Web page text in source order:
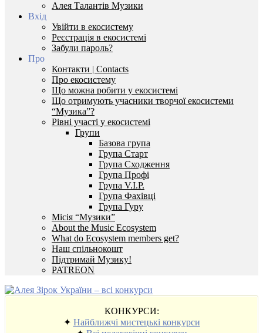
Алея Талантів Музики
Вхід
Увійти в екосистему
Реєстрація в екосистемі
Забули пароль?
Про
Контакти | Contacts
Про екосистему
Що можна робити у екосистемі
Що отримують учасники творчої екосистеми
“Музика”?
Рівні участі у екосистемі
Групи
Базова група
Група Старт
Група Сходження
Група Профі
Група V.I.P.
Група Фахівці
Група Гуру
Місія “Музики”
About the Music Ecosystem
What do Ecosystem members get?
Наш спільнокошт
Підтримай Музику!
PATREON
КОНКУРСИ:
✦ Найближчі мистецькі конкурси